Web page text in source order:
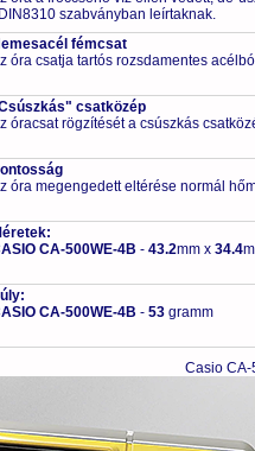
szabványban leírtaknak.
fémcsat
óra csatja tartós rozsdamentes
csatközép
óracsat rögzítését a csúszkás
óra megengedett eltérése normál
CA-500WE-4B - 43.2mm x 34.4
CA-500WE-4B - 53 gramm
Casio CA-